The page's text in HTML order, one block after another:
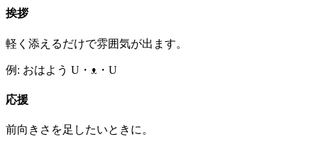
挨拶
軽く添えるだけで雰囲気が出ます。
例: おはよう U・ᴥ・U
応援
前向きさを足したいときに。